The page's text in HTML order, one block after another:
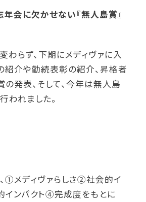
会に欠かせない『無人島賞』
わらず、下期にメディヴァに入
紹介や勤続表彰の紹介、昇格者
の発表、そして、今年は無人島
れました。
①メディヴァらしさ②社会的イ
インパクト④完成度をもとに